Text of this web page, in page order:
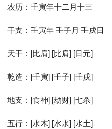
农历：壬寅年十二月十三
干支：壬寅年 壬子月 壬戌日
天干：[比肩] [比肩] [日元]
乾造：[壬寅] [壬子] [壬戌]
地支：[食神] [劫财] [七杀]
五行：[水木] [水水] [水土]